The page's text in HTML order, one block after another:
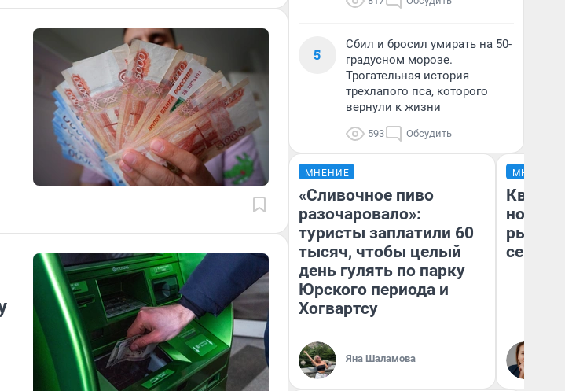
5
Сбил и бросил умирать на 50-
градусном морозе.
Трогательная история
трехлапого пса, которого
вернули к жизни
593 Обсудить
МНЕНИЕ
«Сливочное пиво
разочаровало»:
туристы заплатили 60
тысяч, чтобы целый
день гулять по парку
Юрского периода и
Хогвартсу
Яна Шаламова
МНЕНИЕ
но
рынок